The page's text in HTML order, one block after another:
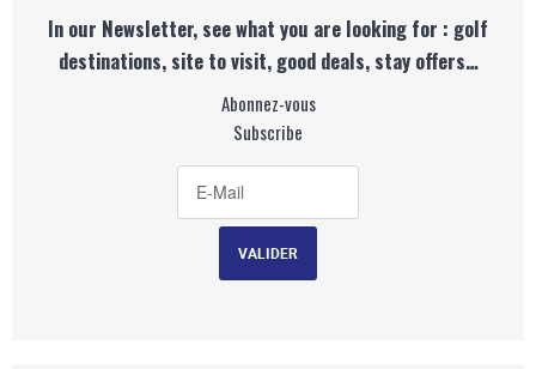
In our Newsletter, see what you are looking for : golf
destinations, site to visit, good deals, stay offers…
Abonnez-vous
Subscribe